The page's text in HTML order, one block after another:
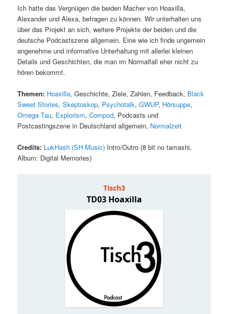
Ich hatte das Vergnügen die beiden Macher von Hoaxilla,
Alexander und Alexa, befragen zu können. Wir unterhalten uns
über das Projekt an sich, weitere Projekte der beiden und die
deutsche Podcastszene allgemein. Eine wie ich finde ungemein
angenehme und informative Unterhaltung mit allerlei kleinen
Details und Geschichten, die man im Normalfall eher nicht zu
hören bekommt.
Themen: Hoaxilla, Geschichte, Ziele, Zahlen, Feedback, Black
Sweet Stories,Skeptoskop, Psychotalk,GWUP, Hörsuppe,
Omega Tau, Explorism,Compod, Podcasts und
Postcastingszene in Deutschland allgemein, Normalzeit
Credits: LukHash (SH Music) Intro/Outro (8 bit no tamashi,
Album: Digital Memories)